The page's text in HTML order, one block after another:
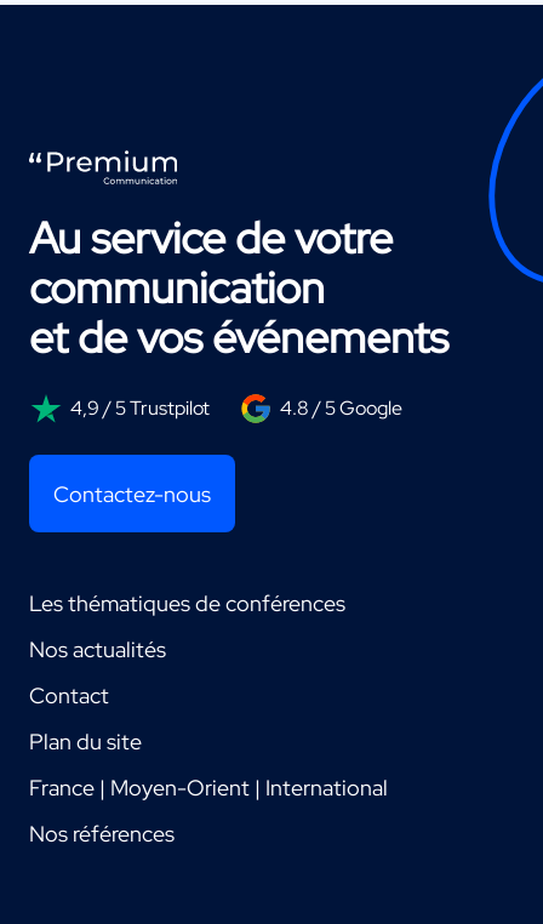
Au service de votre
communication
et de vos événements
4,9 / 5 Trustpilot 4.8 / 5 Google
Contactez-nous
Les thématiques de conférences
Nos actualités
Contact
Plan du site
France | Moyen-Orient | International
Nos références